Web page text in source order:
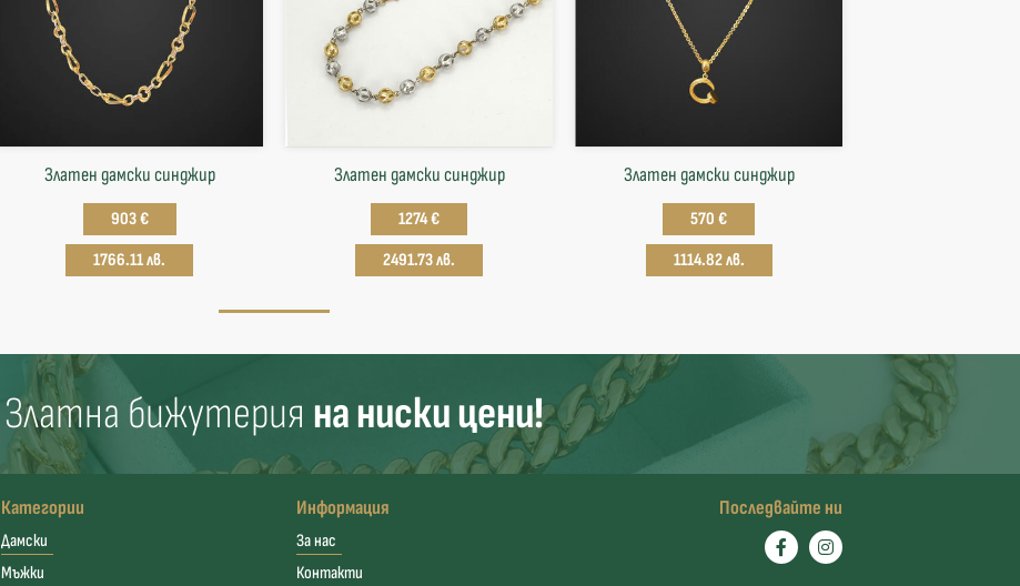
Златен дамски синджир
903 €
1766.11 лв.
Златен дамски синджир
1274 €
2491.73 лв.
Златен дамски синджир
570 €
1114.82 лв.
Златна бижутерия на ниски цени!
Категории
Дамски
Мъжки
Информация
За нас
Контакти
Последвайте ни